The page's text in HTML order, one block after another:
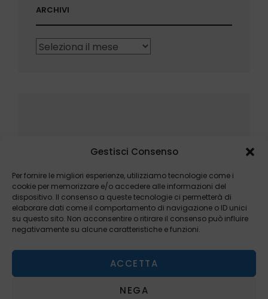
Gestisci Consenso
Per fornire le migliori esperienze, utilizziamo tecnologie come i
cookie per memorizzare e/o accedere alle informazioni del
dispositivo. Il consenso a queste tecnologie ci permetterà di
elaborare dati come il comportamento di navigazione o ID unici
su questo sito. Non acconsentire o ritirare il consenso può influire
negativamente su alcune caratteristiche e funzioni.
ACCETTA
NEGA
ARCHIVI
Archivi